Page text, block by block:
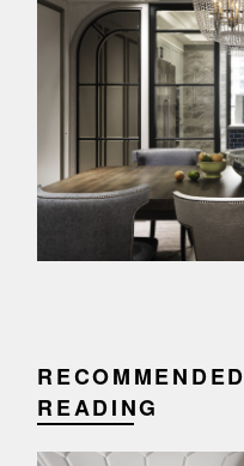
RECOMMENDED
READING